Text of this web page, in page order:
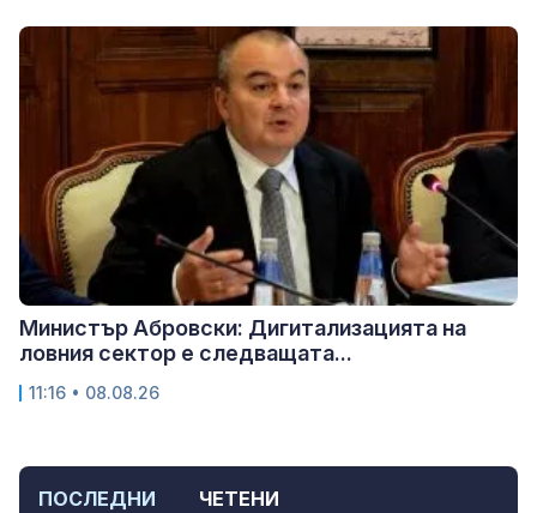
ПОСЛЕДНИ ЧЕТЕНИ
Министър Абровски: Дигитализацията на
ловния сектор е следващата...
11:16 • 08.08.26